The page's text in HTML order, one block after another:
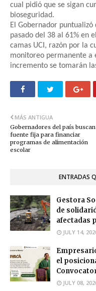
cual pidió que se sigan
bioseguridad.
El Gobernador puntualizó
pasado del 38 al 61% en
camas UCI, razón por la
monitoreo permanente a
incremento se tomarán
MÁS ANTIGUA
Gobernadores del país buscan
fuente fija para financiar
programas de alimentación
escolar
ENTRADAS
Gestora
de
afectadas
JULY 14,
el
JULY 08,